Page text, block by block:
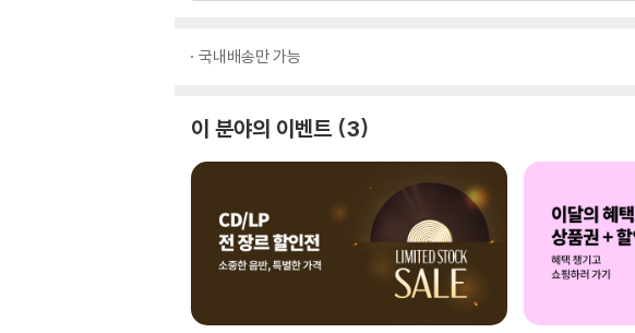
국내배송만 가능
이 분야의 이벤트 3